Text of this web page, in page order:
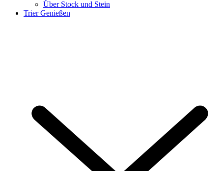
Über Stock und Stein
Trier Genießen